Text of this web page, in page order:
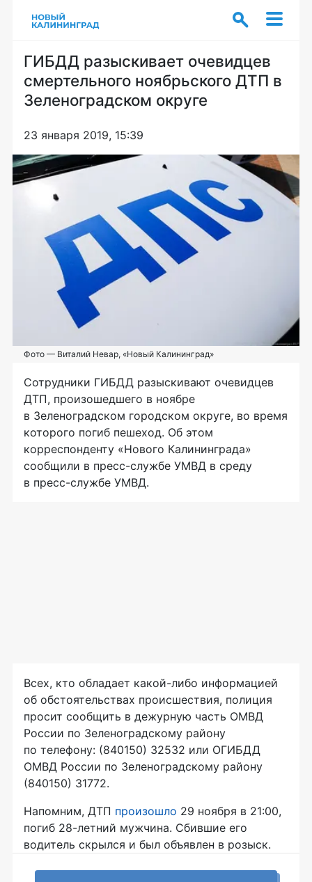
ГИБДД разыскивает очевидцев
смертельного ноябрьского ДТП в
Зеленоградском округе
23 января 2019, 15:39
Фото — Виталий Невар, «Новый Калининград»
Сотрудники ГИБДД разыскивают очевидцев
ДТП, произошедшего в ноябре
в Зеленоградском городском округе, во время
которого погиб пешеход. Об этом
корреспонденту «Нового Калининграда»
сообщили в пресс-службе УМВД в среду
в пресс-службе УМВД.
Всех, кто обладает какой-либо информацией
об обстоятельствах происшествия, полиция
просит сообщить в дежурную часть ОМВД
России по Зеленоградскому району
по телефону: (840150) 32532 или ОГИБДД
ОМВД России по Зеленоградскому району
(840150) 31772.
Напомним, ДТП произошло 29 ноября в 21:00,
погиб 28-летний мужчина. Сбившие его
водитель скрылся и был объявлен в розыск.